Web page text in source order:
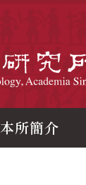
本所簡介